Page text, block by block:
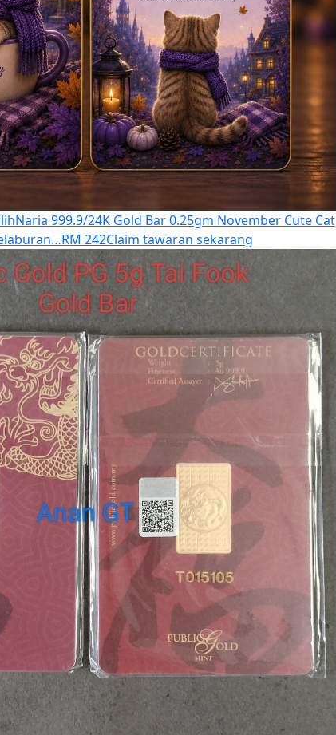
Naria 999.9/24K Gold Bar 0.25gm November Cute Cat
RM 242Claim tawaran sekarang